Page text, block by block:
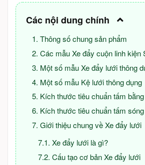
Các nội dung chính
Thông số chung sản phẩm
Các mẫu Xe đẩy cuộn linh kiện
Một số mẫu Xe đẩy lưới thông
Một số mẫu Kệ lưới thông dụng
Kích thước tiêu chuẩn tấm bằng
Kích thước tiêu chuẩn tấm sóng
Giới thiệu chung về Xe đẩy lưới
Xe đẩy lưới là gì?
Cấu tạo cơ bản Xe đẩy lưới